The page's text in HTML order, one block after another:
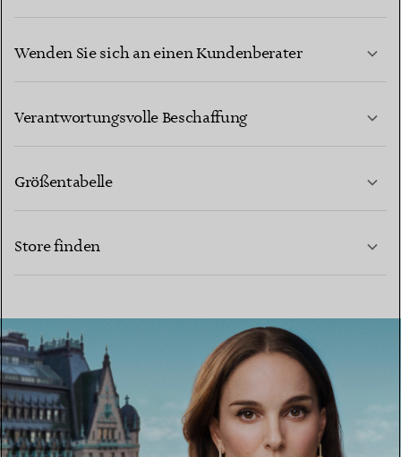
Wenden Sie sich an einen Kundenberater
Verantwortungsvolle Beschaffung
Größentabelle
Store finden
EINEN STORE IN IHRER NÄHE FINDEN